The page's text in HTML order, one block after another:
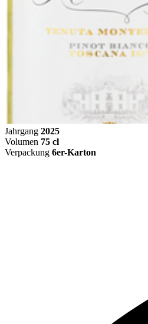
Jahrgang 2025
Volumen 75 cl
Verpackung 6er-Karton